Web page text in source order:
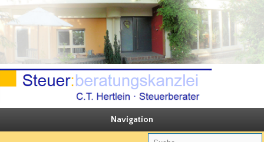
Steuerberatungskanzlei C.T. Hertlein
Sie steuern, wir beraten
Navigation